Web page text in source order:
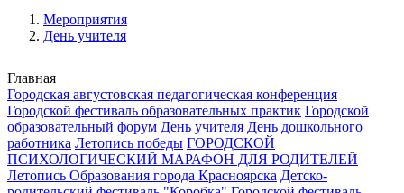
Мероприятия
День учителя
Главная
Городская августовская педагогическая конференция
Городской фестиваль образовательных практик Городской
образовательный форум День учителя День дошкольного
работника Летопись победы ГОРОДСКОЙ
ПСИХОЛОГИЧЕСКИЙ МАРАФОН ДЛЯ РОДИТЕЛЕЙ
Летопись Образования города Красноярска Детско-